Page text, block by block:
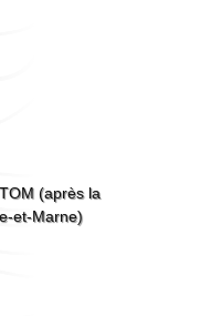
(après la
et-Marne)